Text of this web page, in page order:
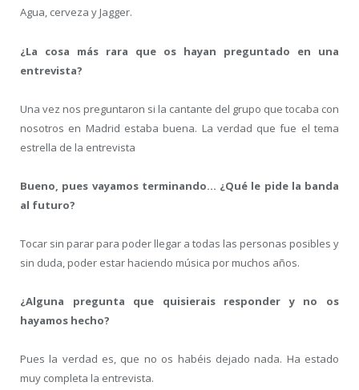
Agua, cerveza y Jagger.
¿La cosa más rara que os hayan preguntado en una
entrevista?
Una vez nos preguntaron si la cantante del grupo que tocaba con
nosotros en Madrid estaba buena. La verdad que fue el tema
estrella de la entrevista
Bueno, pues vayamos terminando… ¿Qué le pide la banda
al futuro?
Tocar sin parar para poder llegar a todas las personas posibles y
sin duda, poder estar haciendo música por muchos años.
¿Alguna pregunta que quisierais responder y no os
hayamos hecho?
Pues la verdad es, que no os habéis dejado nada. Ha estado
muy completa la entrevista.